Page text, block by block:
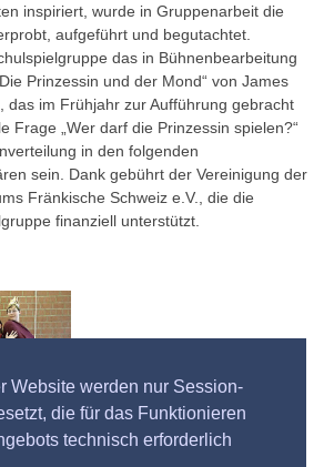
Website werden nur Session-
die für das Funktionieren
technisch erforderlich
inspiriert, wurde in Gruppenarbeit die
aufgeführt und begutachtet.
das in Bühnenbearbeitung
Prinzessin und der Mond“ von James
das im Frühjahr zur Aufführung gebracht
Frage „Wer darf die Prinzessin spielen?“
in den folgenden
sein. Dank gebührt der Vereinigung der
Fränkische Schweiz e.V., die die
finanziell unterstützt.